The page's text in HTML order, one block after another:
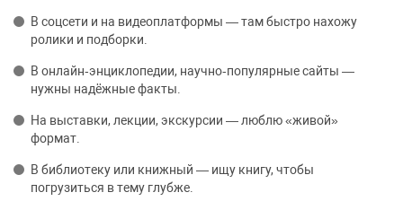
В соцсети и на видеоплатформы — там быстро нахожу
ролики и подборки.
В онлайн‑энциклопедии, научно‑популярные сайты —
нужны надёжные факты.
На выставки, лекции, экскурсии — люблю «живой»
формат.
В библиотеку или книжный — ищу книгу, чтобы
погрузиться в тему глубже.